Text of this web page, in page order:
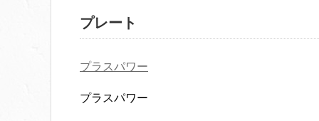
プレート
プラスパワー
プラスパワー